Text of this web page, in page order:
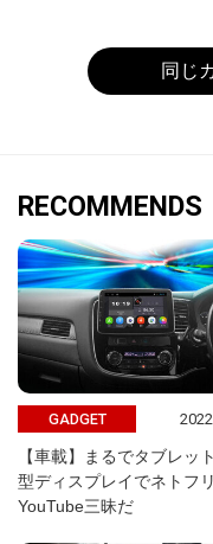
同じ
RECOMMENDS
GADGET
【車載】まるでタブレッ
型ディスプレイでネトフ
YouTube三昧だ